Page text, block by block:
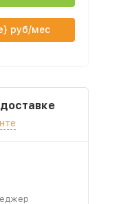
руб/мес